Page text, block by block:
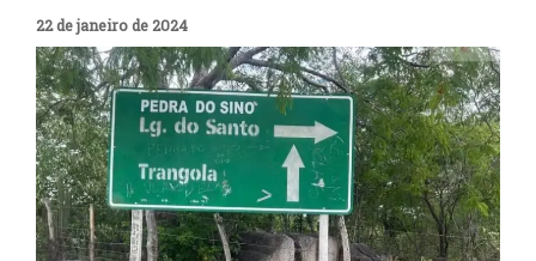
22 de janeiro de 2024